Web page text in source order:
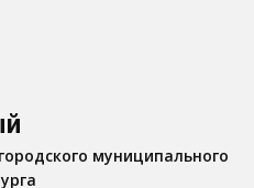
A
муниципального